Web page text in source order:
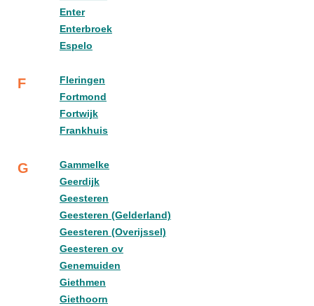
Enter
Enterbroek
Espelo
F
Fleringen
Fortmond
Fortwijk
Frankhuis
G
Gammelke
Geerdijk
Geesteren
Geesteren (Gelderland)
Geesteren (Overijssel)
Geesteren ov
Genemuiden
Giethmen
Giethoorn